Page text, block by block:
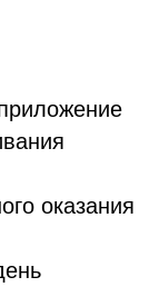
оказания